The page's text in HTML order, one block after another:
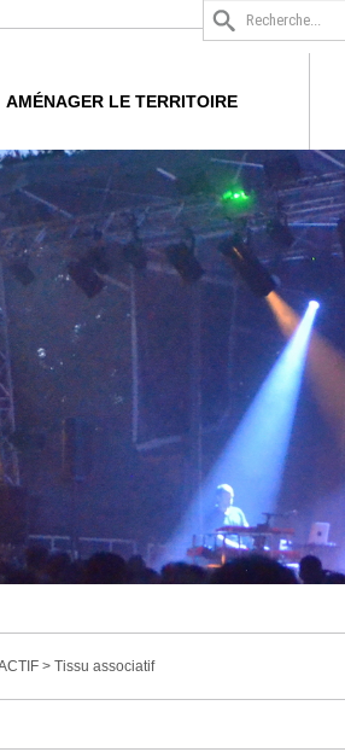
AMÉNAGER LE TERRITOIRE
> Tissu associatif